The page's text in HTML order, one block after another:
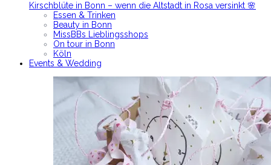
Kirschblüte in Bonn – wenn die Altstadt in Rosa versinkt 🌸
Essen & Trinken
Beauty in Bonn
MissBBs Lieblingsshops
On tour in Bonn
Köln
Events & Wedding